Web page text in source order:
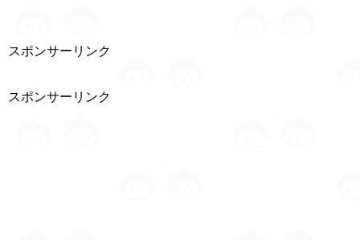
スポンサーリンク
スポンサーリンク